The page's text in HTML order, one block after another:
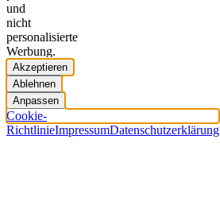
und
nicht
personalisierte
Werbung.
Akzeptieren
Ablehnen
Anpassen
Cookie-
RichtlinieImpressumDatenschutzerklärung